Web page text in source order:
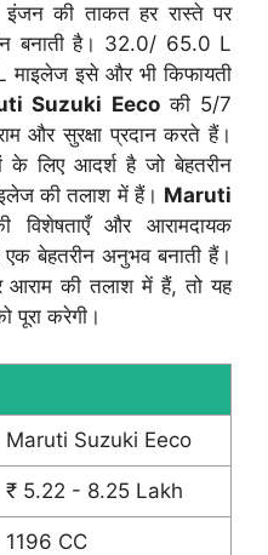
की ताकत हर रास्ते पर
बनाती है। 32.0/ 65.0 L
इसे और भी किफायती
Suzuki Eecoकी 5/7
और सुरक्षा प्रदान करते हैं।
लिए आदर्श है जो बेहतरीन
की तलाश में हैं। Maruti
विशेषताएँ और आरामदायक
बेहतरीन अनुभव बनाती हैं।
आराम की तलाश में हैं, तो यह
करेगी।
Maruti Suzuki Eeco
₹ 5.22 - 8.25 Lakh
1196 CC